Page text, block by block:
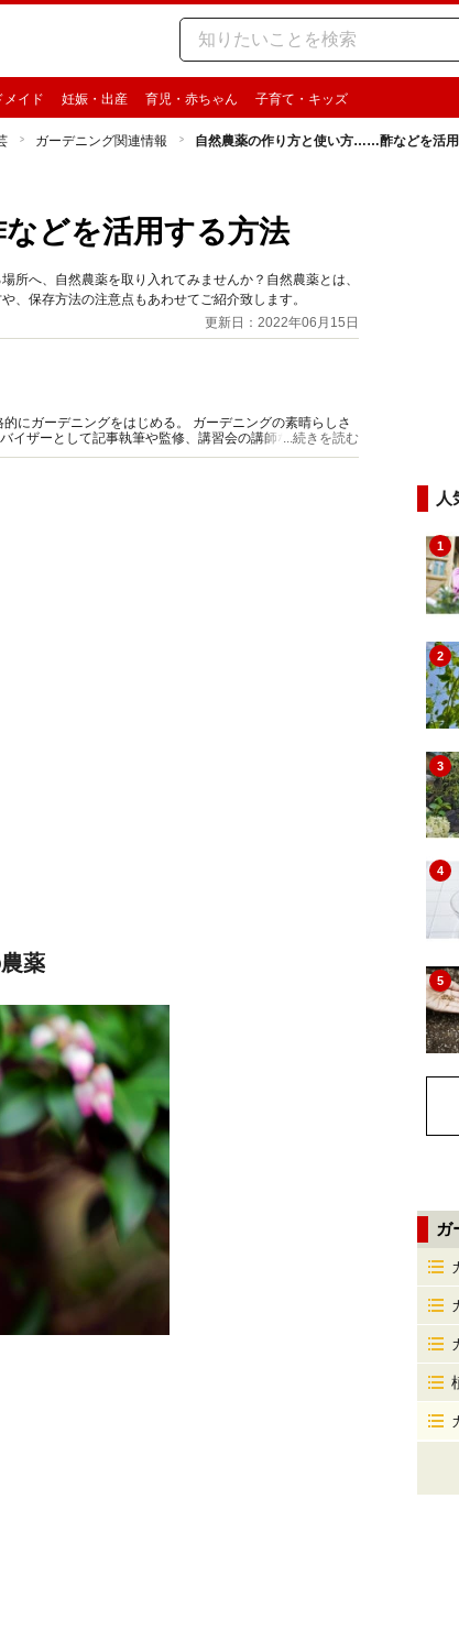
メイド 妊娠・出産 育児・赤ちゃん 子育て・キッズ
ガーデニング関連情報 自然農薬の作り方と使い方……酢などを活
どを活用する方法
所へ、自然農薬を取り入れてみませんか？自然農薬とは、
、保存方法の注意点もあわせてご紹介致します。
更新日：2022年06月15日
にガーデニングをはじめる。 ガーデニングの素晴らしさ
イザーとして記事執筆や監修、講習会の講師などの活動を
...続きを読む
薬
人
1
2
3
4
5
ガ